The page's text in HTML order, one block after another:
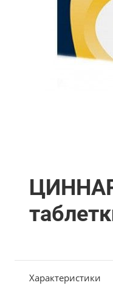
Характеристики